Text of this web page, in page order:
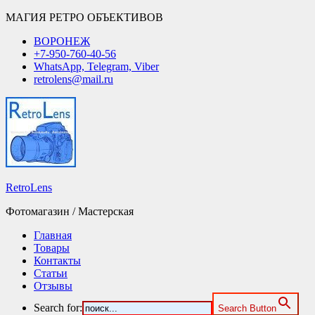
МАГИЯ РЕТРО ОБЪЕКТИВОВ
ВОРОНЕЖ
+7-950-760-40-56
WhatsApp, Telegram, Viber
retrolens@mail.ru
RetroLens
Фотомагазин / Мастерская
Главная
Товары
Контакты
Статьи
Отзывы
Search for:
Search Button